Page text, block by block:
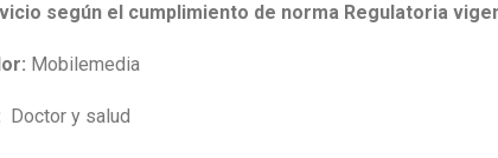
según el cumplimiento de norma Regulatoria
Mobilemedia
Doctor y salud